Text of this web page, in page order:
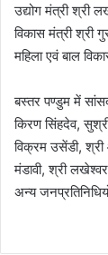
उद्योग मंत्री श्री
विकास मंत्री श्री
महिला एवं बाल
बस्तर पण्डुम में
किरण सिंहदेव,
विक्रम उसेंडी, श्री
मंडावी, श्री
अन्य